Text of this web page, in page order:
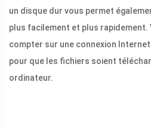
un disque dur vous permet
plus facilement et plus rapidement.
compter sur une connexion
pour que les fichiers soient
ordinateur.